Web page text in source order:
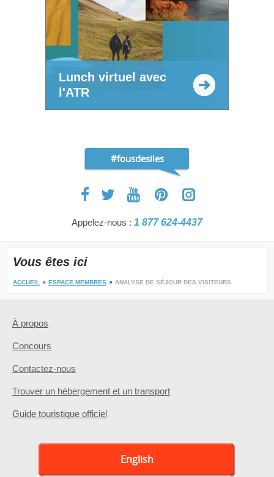
Lunch virtuel avec
l'ATR
#fousdesiles
Appelez-nous : 1 877 624-4437
Vous êtes ici
ACCUEIL ESPACE MEMBRES ANALYSE DE SÉJOUR DES VISITEURS
À propos
Concours
Contactez-nous
Trouver un hébergement et un transport
Guide touristique officiel
English